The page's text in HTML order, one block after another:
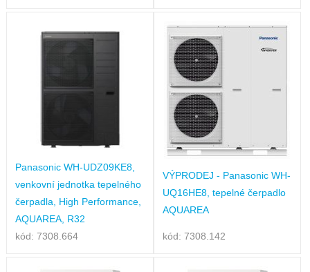
Panasonic WH-UDZ09KE8,
venkovní jednotka tepelného
čerpadla, High Performance,
AQUAREA, R32
kód: 7308.664
VÝPRODEJ - Panasonic WH-
UQ16HE8, tepelné čerpadlo
AQUAREA
kód: 7308.142